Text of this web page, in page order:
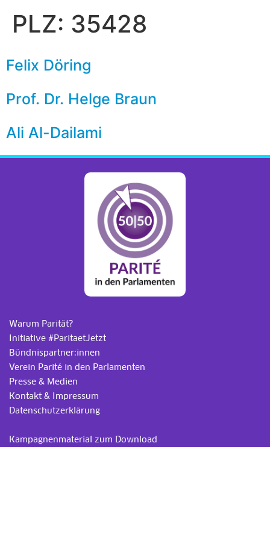
PLZ: 35428
Felix Döring
Prof. Dr. Helge Braun
Ali Al-Dailami
Warum Parität?
Initiative #ParitaetJetzt
Bündnispartner:innen
Verein Parité in den Parlamenten
Presse & Medien
Kontakt & Impressum
Datenschutzerklärung
Kampagnenmaterial zum Download